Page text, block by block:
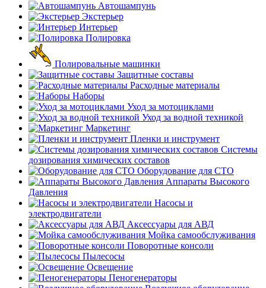
Автошампунь
Экстерьер
Интерьер
Полировка
Полировальные машинки
Защитные составы
Расходные материалы
Наборы
Уход за мотоциклами
Уход за водной техникой
Маркетинг
Пленки и инструмент
Системы
дозирования химических составов
Оборудование для СТО
Аппараты Высокого
Давления
Насосы и
электродвигатели
Аксессуары для АВД
Мойка самообслуживания
Поворотные консоли
Пылесосы
Освещение
Пеногенераторы